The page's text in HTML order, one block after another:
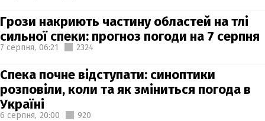
Грози накриють частину областей на тлі
сильної спеки: прогноз погоди на 7 серпня
7 серпня, 06:21 2324
Спека почне відступати: синоптики
розповіли, коли та як зміниться погода в
Україні
6 серпня, 20:00 920